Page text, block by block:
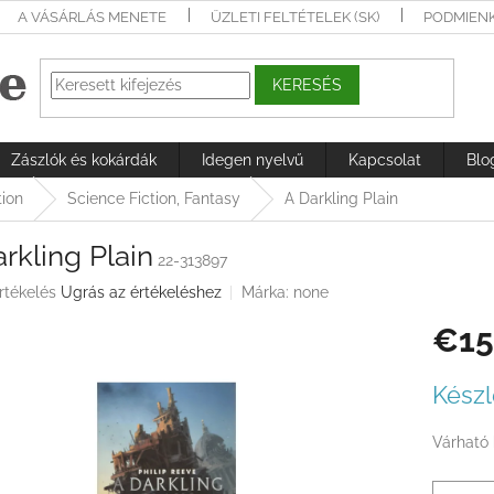
A VÁSÁRLÁS MENETE ÜZLETI FELTÉTELEK (SK)
KERESÉS
Zászlók és kokárdák Idegen nyelvű Kapcsolat
Science Fiction, Fantasy A Darkling Plain
Plain 22-313897
Ugrás az értékeléshez Márka: none
Várható